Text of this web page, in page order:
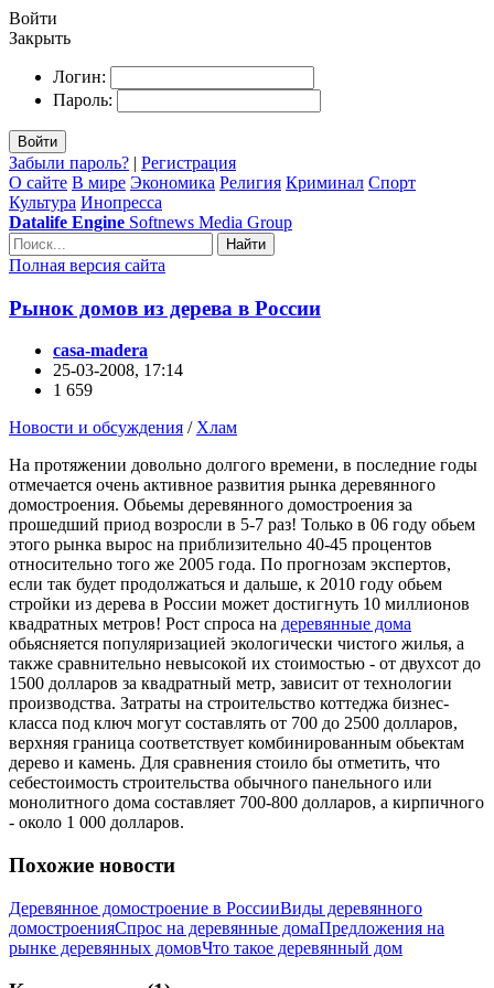
Войти
Закрыть
Логин:
Пароль:
Войти
Забыли пароль? | Регистрация
О сайте В мире Экономика Религия Криминал Спорт
Культура Инопресса
Datalife Engine Softnews Media Group
Найти
Полная версия сайта
Рынок домов из дерева в России
casa-madera
25-03-2008, 17:14
1 659
Новости и обсуждения /Хлам
На протяжении довольно долгого времени, в последние годы
отмечается очень активное развития рынка деревянного
домостроения. Обьемы деревянного домостроения за
прошедший приод возросли в 5-7 раз! Только в 06 году обьем
этого рынка вырос на приблизительно 40-45 процентов
относительно того же 2005 года. По прогнозам экспертов,
если так будет продолжаться и дальше, к 2010 году обьем
стройки из дерева в России может достигнуть 10 миллионов
квадратных метров! Рост спроса на деревянные дома
обьясняется популяризацией экологически чистого жилья, а
также сравнительно невысокой их стоимостью - от двухсот до
1500 долларов за квадратный метр, зависит от технологии
производства. Затраты на строительство коттеджа бизнес-
класса под ключ могут составлять от 700 до 2500 долларов,
верхняя граница соответствует комбинированным обьектам
дерево и камень. Для сравнения стоило бы отметить, что
себестоимость строительства обычного панельного или
монолитного дома составляет 700-800 долларов, а кирпичного
- около 1 000 долларов.
Похожие новости
Деревянное домостроение в РоссииВиды деревянного
домостроенияСпрос на деревянные домаПредложения на
рынке деревянных домовЧто такое деревянный дом